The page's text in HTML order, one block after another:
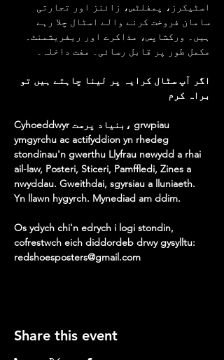
اسٹیکرز، پمفلٹس، زائنز اور تجارتی
سامان فروخت کرنے والے اسٹال چلا رہے
ہیں۔ ورکشاپس، مذاکرے اور ریفریشمنٹ۔
مکمل طور پر قابل رسائی۔ مفت داخلہ۔
اگر آپ سٹال کرایہ پر لینا چاہتے ہیں تو
براہ کرم
Cyhoeddwyr بنیاد پرست، grwpiau
ymgyrchu ac actifyddion yn rhedeg
stondinau'n gwerthu Llyfrau newydd a rhai
ail-law, Posteri, Sticeri, Pamffledi, Zines a
nwyddau. Gweithdai, sgyrsiau a lluniaeth.
Yn llawn hygyrch. Mynediad am ddim.
Os ydych chi'n edrych i logi stondin,
cofrestwch eich diddordeb drwy gysylltu:
redshoesposters@gmail.com
Share this event